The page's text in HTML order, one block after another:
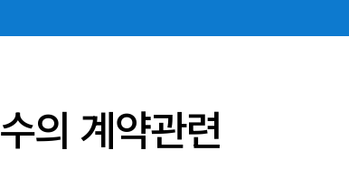
수의 계약관련